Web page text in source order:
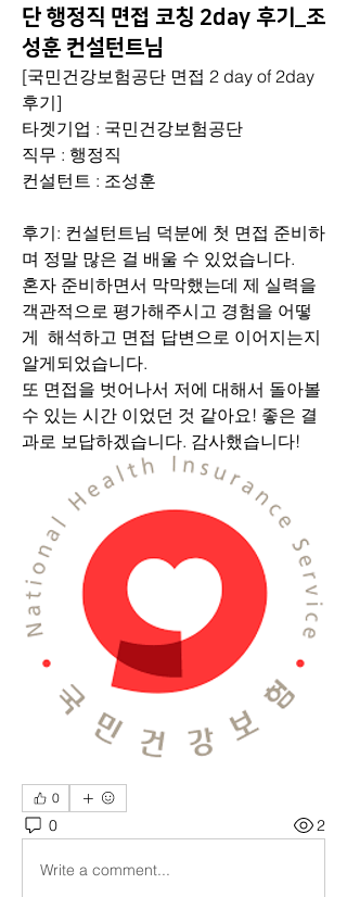
단 행정직 면접 코칭 2day 후기_조
성훈 컨설턴트님
[국민건강보험공단 면접 2 day of 2day
후기]
타겟기업 : 국민건강보험공단
직무 : 행정직
컨설턴트 : 조성훈
후기: 컨설턴트님 덕분에 첫 면접 준비하
며 정말 많은 걸 배울 수 있었습니다.
혼자 준비하면서 막막했는데 제 실력을
객관적으로 평가해주시고 경험을 어떻
게  해석하고 면접 답변으로 이어지는지
알게되었습니다.
또 면접을 벗어나서 저에 대해서 돌아볼
수 있는 시간 이었던 것 같아요! 좋은 결
과로 보답하겠습니다. 감사했습니다!
0
0 2
Write a comment...